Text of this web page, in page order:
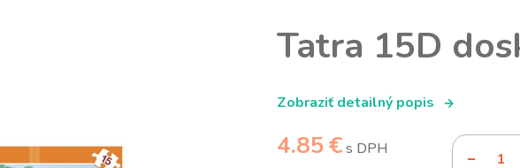
Tatra 15D
Zobraziť detailný popis
4.85 € s DPH